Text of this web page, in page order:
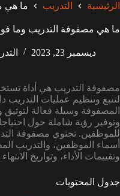
الرئيسية التدريب ما هي
ما هي مصفوفة التدريب وما
ديسمبر 23, 2023
مصفوفة التدريب هي أداة
لتتبع وتنظيم عمليات التدريب
المصفوفة وسيلة فعالة لتوثيق
وتوفير رؤية شاملة حول
للموظفين. تحتوي مصفوفة
أسماء الموظفين، والتدريب
وتقييمات الأداء، وتواريخ
جدول المحتويات